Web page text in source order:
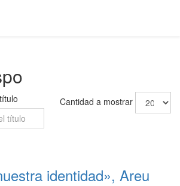
Cantidad a mostrar
identidad», Areu